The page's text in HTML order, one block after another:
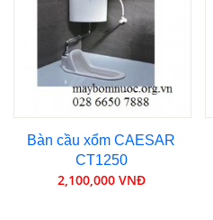
Bàn cầu xổm CAESAR
CT1250
2,100,000 VNĐ